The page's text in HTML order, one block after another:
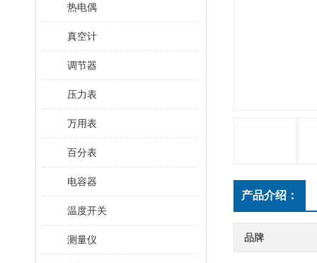
热电偶
真空计
调节器
压力表
万用表
百分表
电容器
温度开关
测量仪
产品介绍：
品牌